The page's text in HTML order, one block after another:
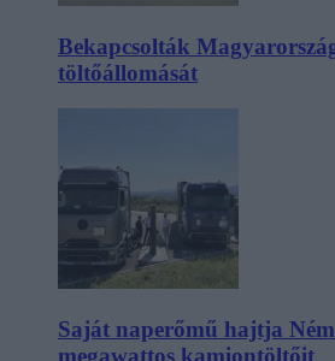
Bekapcsolták
töltőállomását
Saját naperőmű hajtja
megawattos kamiontöltőit